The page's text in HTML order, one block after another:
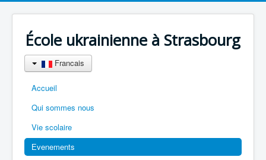
École ukrainienne à Strasbourg
Francais
Accueil
Qui sommes nous
Vie scolaire
Еvenements